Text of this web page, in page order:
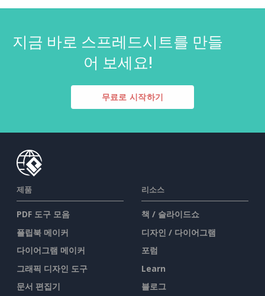
지금 바로 스프레드시트를 만들
어 보세요!
무료로 시작하기
제품
PDF 도구 모음
플립북 메이커
다이어그램 메이커
그래픽 디자인 도구
문서 편집기
리소스
책 / 슬라이드쇼
디자인 / 다이어그램
포럼
Learn
블로그